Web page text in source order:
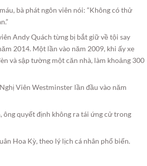
bà phát ngôn viên nói: “Không có thử
Andy Quách từng bị bắt giữ về tội say
2014. Một lần vào năm 2009, khi ấy xe
và sập tường một căn nhà, làm khoảng 300
Viên Westminster lần đầu vào năm
ông quyết định không ra tái ứng cử trong
Hoa Kỳ, theo lý lịch cá nhân phổ biến.